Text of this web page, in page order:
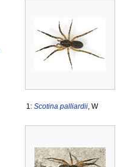
1: Scotina palliardii, W